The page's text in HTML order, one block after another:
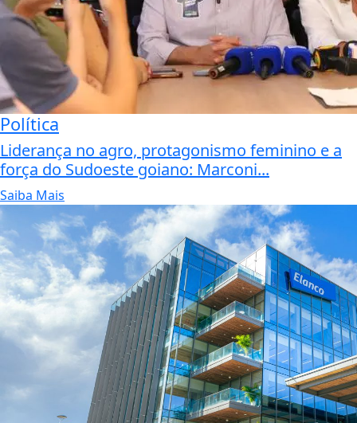
Política
Liderança no agro, protagonismo feminino e a
força do Sudoeste goiano: Marconi...
Saiba Mais